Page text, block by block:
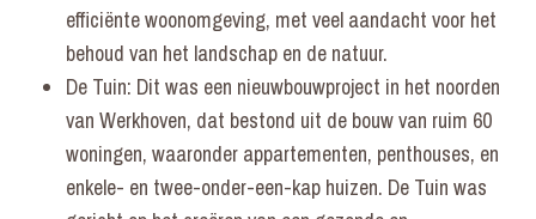
efficiënte woonomgeving, met veel aandacht voor het
behoud van het landschap en de natuur.
De Tuin: Dit was een nieuwbouwproject in het noorden
van Werkhoven, dat bestond uit de bouw van ruim 60
woningen, waaronder appartementen, penthouses, en
enkele- en twee-onder-een-kap huizen. De Tuin was